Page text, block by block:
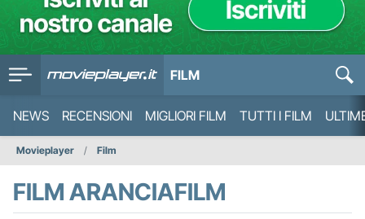
FILM
NEWS RECENSIONI MIGLIORI FILM TUTTI I FILM
Movieplayer Film
FILM ARANCIAFILM